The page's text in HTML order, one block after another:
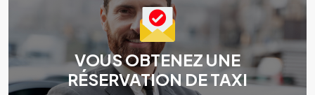
VOUS OBTENEZ UNE
RÉSERVATION DE TAXI